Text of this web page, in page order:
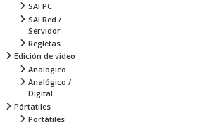
SAI PC
SAI Red /
Servidor
Regletas
Edición de video
Analogico
Analógico /
Digital
Pórtatiles
Portátiles